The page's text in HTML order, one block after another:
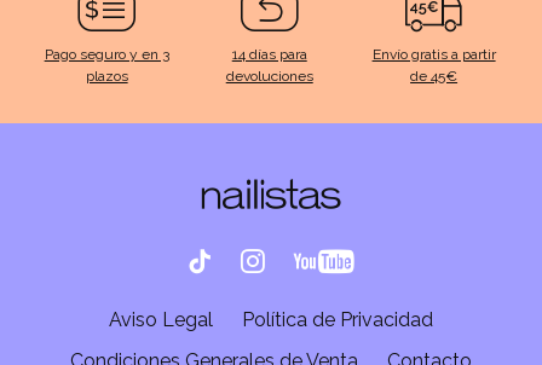
Pago seguro y en 3
plazos
14 días para
devoluciones
Envío gratis a partir
de 45€
Aviso Legal
Política de Privacidad